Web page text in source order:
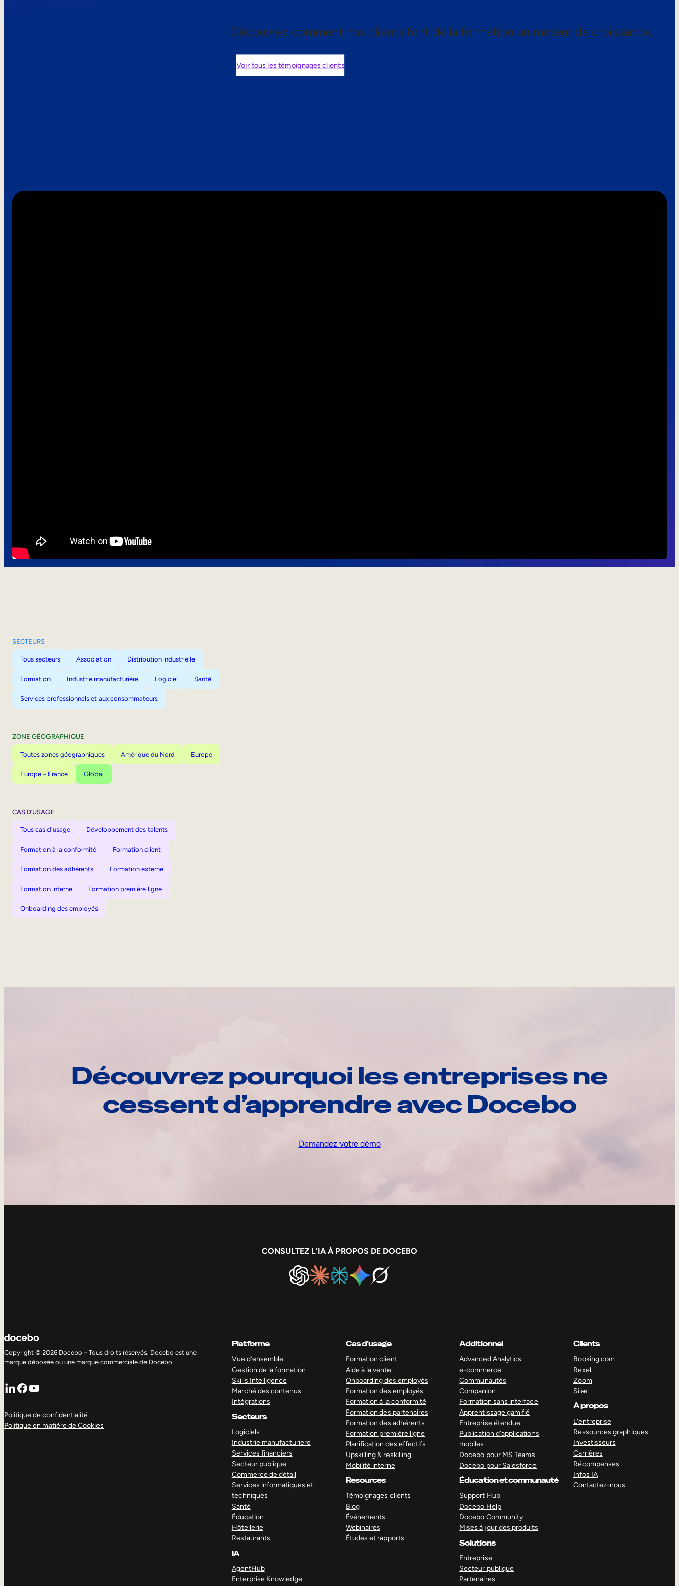
Découvrez comment nos clients font de la formation un moteur de croissance.
Voir tous les témoignages clients
SECTEURS
Tous secteurs Association Distribution industrielle
Formation Industrie manufacturière Logiciel Santé
Services professionnels et aux consommateurs
ZONE GÉOGRAPHIQUE
Toutes zones géographiques Amérique du Nord Europe
Europe – France Global
CAS D’USAGE
Tous cas d'usage Développement des talents
Formation à la conformité Formation client
Formation des adhérents Formation externe
Formation interne Formation première ligne
Onboarding des employés
Découvrez pourquoi les entreprises ne
cessent d’apprendre avec Docebo
Demandez votre démo
CONSULTEZ L’IA À PROPOS DE DOCEBO
Copyright © 2026 Docebo – Tous droits réservés. Docebo est une
marque déposée ou une marque commerciale de Docebo.
LinkedIn
Facebook
YouTube
Politique de confidentialité
Politique en matière de Cookies
Platforme
Vue d’ensemble
Gestion de la formation
Skills Intelligence
Marché des contenus
Intégrations
Secteurs
Logiciels
Industrie manufacturiere
Services financiers
Secteur publique
Commerce de détail
Services informatiques et
techniques
Santé
Éducation
Hôtellerie
Restaurants
IA
AgentHub
Enterprise Knowledge
Cas d’usage
Formation client
Aide à la vente
Onboarding des employés
Formation des employés
Formation à la conformité
Formation des partenaires
Formation des adhérents
Formation première ligne
Planification des effectifs
Upskilling & reskilling
Mobilité interne
Resources
Témoignages clients
Blog
Événements
Webinaires
Études et rapports
Additionnel
Advanced Analytics
e-commerce
Communautés
Companion
Formation sans interface
Apprentissage gamifié
Entreprise étendue
Publication d’applications
mobiles
Docebo pour MS Teams
Docebo pour Salesforce
Éducation et communauté
Support Hub
Docebo Help
Docebo Community
Mises à jour des produits
Solutions
Entreprise
Secteur publique
Partenaires
Clients
Booking.com
Rexel
Zoom
Silæ
À propos
L’entreprise
Ressources graphiques
Investisseurs
Carrières
Récompenses
Infos IA
Contactez-nous